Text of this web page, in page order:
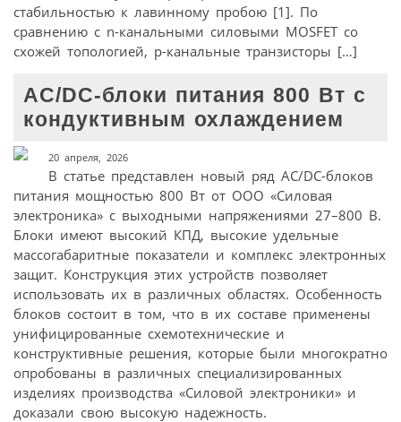
стабильностью к лавинному пробою [1]. По
сравнению с n-канальными силовыми MOSFET со
схожей топологией, p-канальные транзисторы […]
АC/DC-блоки питания 800 Вт с
кондуктивным охлаждением
20 апреля, 2026
В статье представлен новый ряд AC/DC-блоков
питания мощностью 800 Вт от ООО «Силовая
электроника» с выходными напряжениями 27–800 В.
Блоки имеют высокий КПД, высокие удельные
массогабаритные показатели и комплекс электронных
защит. Конструкция этих устройств позволяет
использовать их в различных областях. Особенность
блоков состоит в том, что в их составе применены
унифицированные схемотехнические и
конструктивные решения, которые были многократно
опробованы в различных специализированных
изделиях производства «Силовой электроники» и
доказали свою высокую надежность.